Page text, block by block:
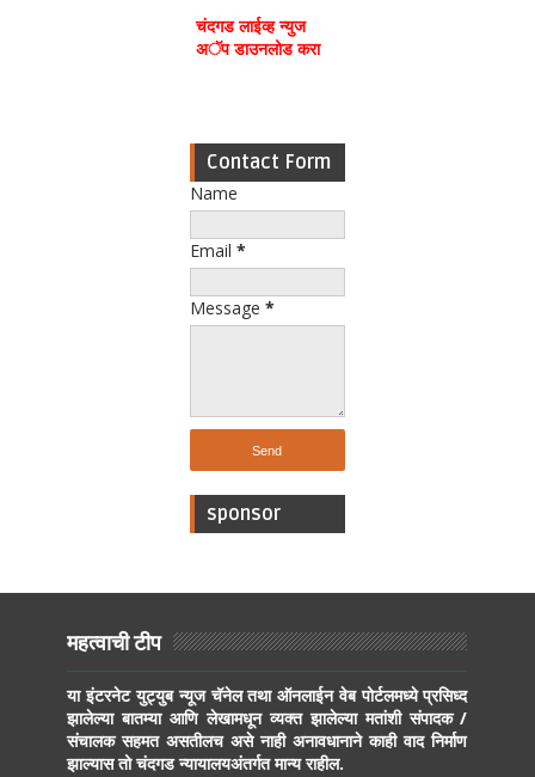
चंदगड लाईव्ह न्युज
अॅप डाउनलोड करा
Contact Form
Name
Email *
Message *
sponsor
महत्वाची टीप
या इंटरनेट युट्युब न्यूज चॅनेल तथा ऑनलाईन वेब पोर्टलमध्ये प्रसिध्द
झालेल्या बातम्या आणि लेखामधून व्यक्त झालेल्या मतांशी संपादक /
संचालक सहमत असतीलच असे नाही अनावधानाने काही वाद निर्माण
झाल्यास तो चंदगड न्यायालयअंतर्गत मान्य राहील.